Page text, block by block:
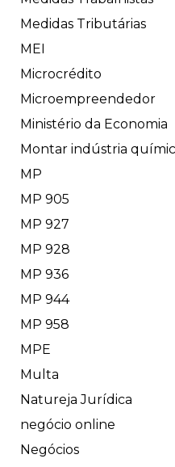
Medidas Tributárias
MEI
Microcrédito
Microempreendedor
Ministério da Economia
Montar indústria
MP
MP 905
MP 927
MP 928
MP 936
MP 944
MP 958
MPE
Multa
Natureja Jurídica
negócio online
Negócios